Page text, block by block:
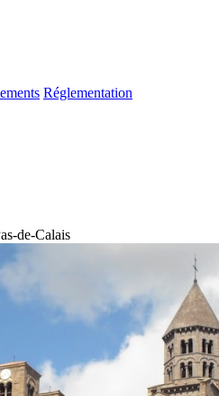
Réglementation
de-Calais